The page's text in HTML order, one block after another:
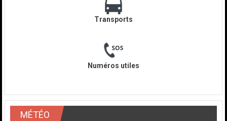
Transports
Numéros utiles
MÉTÉO